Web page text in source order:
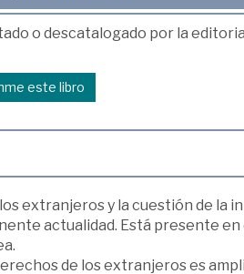
o descatalogado por la
este libro
extranjeros y la cuestión de la
actualidad. Está presente
de los extranjeros es